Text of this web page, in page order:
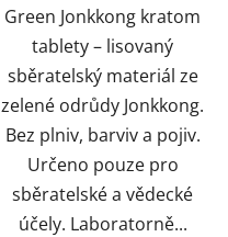
Green Jonkkong kratom
tablety – lisovaný
sběratelský materiál ze
zelené odrůdy Jonkkong.
Bez plniv, barviv a pojiv.
Určeno pouze pro
sběratelské a vědecké
účely. Laboratorně...